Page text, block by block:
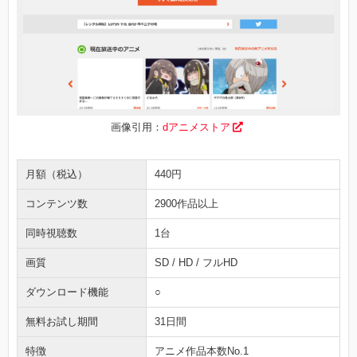
画像引用： dアニメストア
月額（税込） 440円
コンテンツ数 2900作品以上
同時視聴数 1台
画質 SD / HD / フルHD
ダウンロード機能 ○
無料お試し期間 31日間
特徴 アニメ作品本数No.1